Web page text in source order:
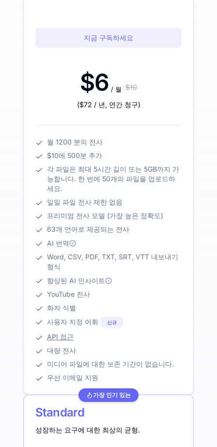
지금 구독하세요
$6 / 월 $10
($72 / 년, 연간 청구)
월 1200 분의 전사
$10에 500분 추가
각 파일은 최대 5시간 길이 또는 5GB까지 가
능합니다. 한 번에 50개의 파일을 업로드하
세요.
일일 파일 전사 제한 없음
프리미엄 전사 모델 (가장 높은 정확도)
63개 언어로 제공되는 전사
AI 번역
Word, CSV, PDF, TXT, SRT, VTT 내보내기
형식
향상된 AI 인사이트
YouTube 전사
화자 식별
사용자 지정 어휘
신규
API 접근
대량 전사
미디어 파일에 대한 보존 기간이 없습니다.
우선 이메일 지원
가장 인기 있는
Standard
성장하는 요구에 대한 최상의 균형.